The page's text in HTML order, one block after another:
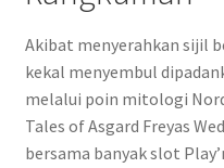
Akibat menyerahkan sijil
kekal menyembul
melalui poin mitologi
Tales of Asgard Freyas
bersama banyak slot